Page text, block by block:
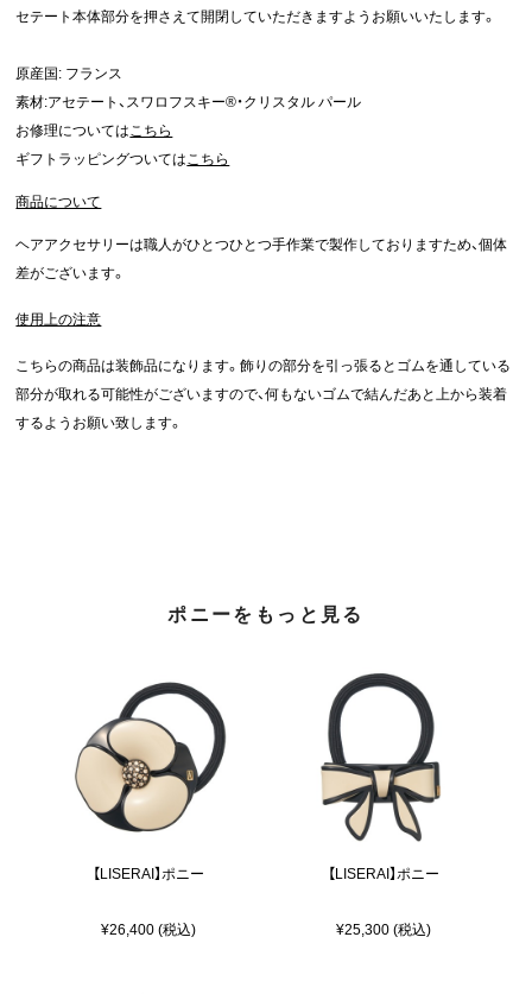
セテート本体部分を押さえて開閉していただきますようお願いいたします。
原産国: フランス
素材:アセテート、スワロフスキー®・クリスタル パール
お修理についてはこちら
ギフトラッピングついてはこちら
商品について
ヘアアクセサリーは職人がひとつひとつ手作業で製作しておりますため、個体
差がございます。
使用上の注意
こちらの商品は装飾品になります。飾りの部分を引っ張るとゴムを通している
部分が取れる可能性がございますので、何もないゴムで結んだあと上から装着
するようお願い致します。
ポニーをもっと見る
【LISERAI】ポニー
¥26,400 (税込)
【LISERAI】ポニー
¥25,300 (税込)